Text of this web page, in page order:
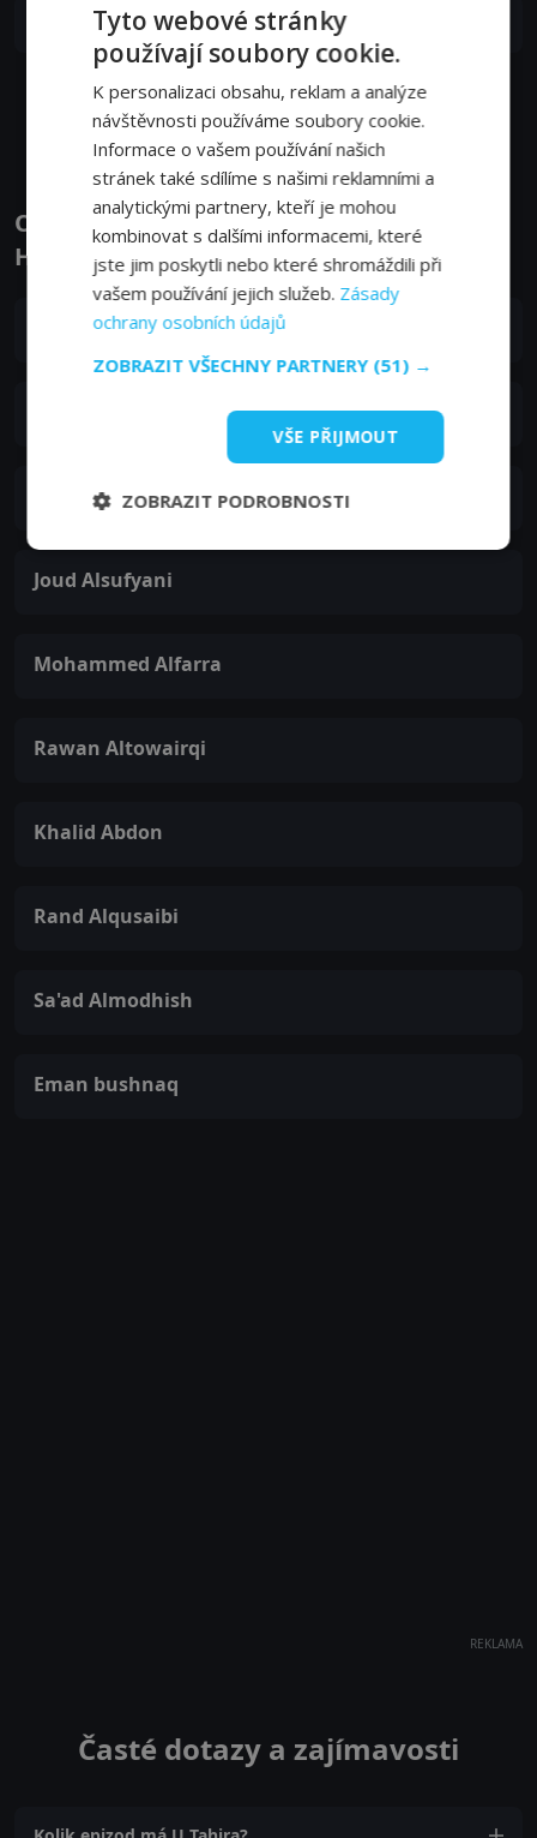
2. epizoda:2. epizoda
Zobrazit další epizody
Obsazení filmu nebo pořadu U Tahira -
Herci a tvůrci
محمد بخش
Alhashmi Alfaisal
Joud Alsufyani
Mohammed Alfarra
Rawan Altowairqi
Khalid Abdon
Rand Alqusaibi
Sa'ad Almodhish
Eman bushnaq
REKLAMA
Časté dotazy a zajímavosti
Tyto webové stránky
používají soubory cookie.
K personalizaci obsahu, reklam a analýze
návštěvnosti používáme soubory cookie.
Informace o vašem používání našich
stránek také sdílíme s našimi reklamními a
analytickými partnery, kteří je mohou
kombinovat s dalšími informacemi, které
jste jim poskytli nebo které shromáždili při
vašem používání jejich služeb. Zásady
ochrany osobních údajů
ZOBRAZIT VŠECHNY PARTNERY (51) →
VŠE PŘIJMOUT
ZOBRAZIT PODROBNOSTI